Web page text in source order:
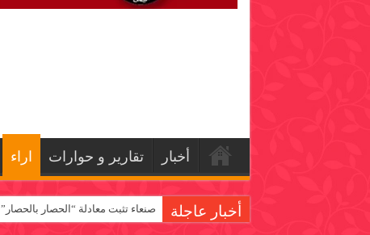
أخبار تقارير و حوارات اراء
أخبار عاجلة صنعاء تثبت معادلة “الحصار بالحصار”